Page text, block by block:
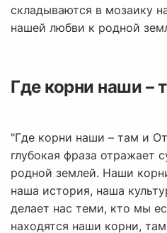
складываются в мозаику
нашей любви к родной
Где корни наши –
"Где корни наши – там и
глубокая фраза отражает
родной землей. Наши
наша история, наша
делает нас теми, кто мы
находятся наши корни,